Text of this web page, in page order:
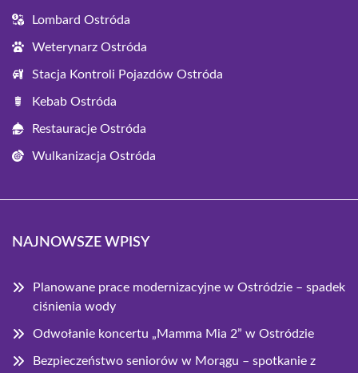
Lombard Ostróda
Weterynarz Ostróda
Stacja Kontroli Pojazdów Ostróda
Kebab Ostróda
Restauracje Ostróda
Wulkanizacja Ostróda
NAJNOWSZE WPISY
Planowane prace modernizacyjne w Ostródzie – spadek
ciśnienia wody
Odwołanie koncertu „Mamma Mia 2” w Ostródzie
Bezpieczeństwo seniorów w Morągu – spotkanie z